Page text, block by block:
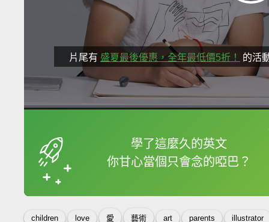
片尾有 盛夏最後優惠，全年最低價5折！ 的活
學了這麼久的英文
你甘心當個只會念的啞巴？
框選或點兩下字幕可
children love 愛 藝術 art parents illustrator